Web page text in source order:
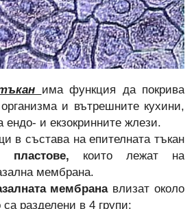
има функция да покрива
и вътрешните кухини,
ендо- и екзокринните жлези.
в състава на епителната тъкан
пластове, които лежат на
мембрана.
мембрана влизат около
са разделени в 4 групи: